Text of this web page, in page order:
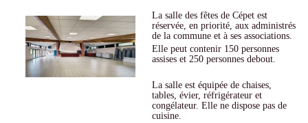
La salle des fêtes de Cépet est
réservée, en priorité, aux administrés
de la commune et à ses associations.
Elle peut contenir 150 personnes
assises et 250 personnes debout.
La salle est équipée de chaises,
tables, évier, réfrigérateur et
congélateur. Elle ne dispose pas de
cuisine.